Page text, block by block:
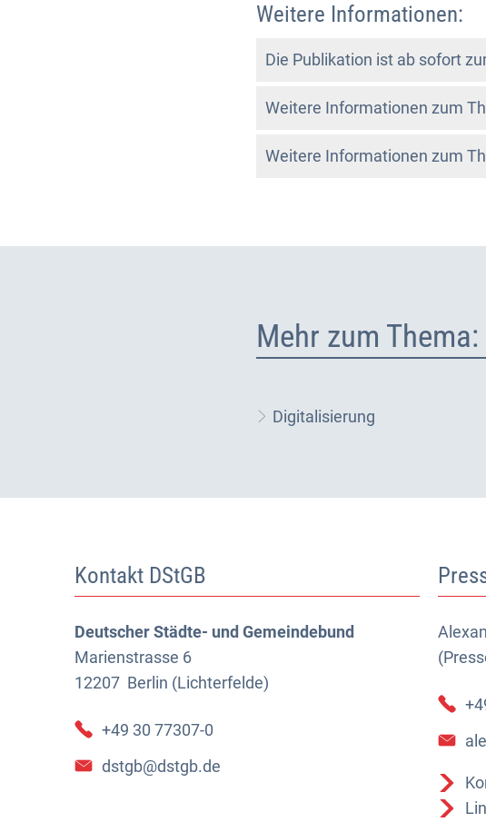
Weitere Informationen:
Die Publikation ist ab sofort
Weitere Informationen zum
Weitere Informationen zum
Mehr zum Thema:
Digitalisierung
Kontakt DStGB
Deutscher Städte- und Gemeindebund
Marienstrasse 6
12207 Berlin (Lichterfelde)
+49 30 77307-0
dstgb@dstgb.de